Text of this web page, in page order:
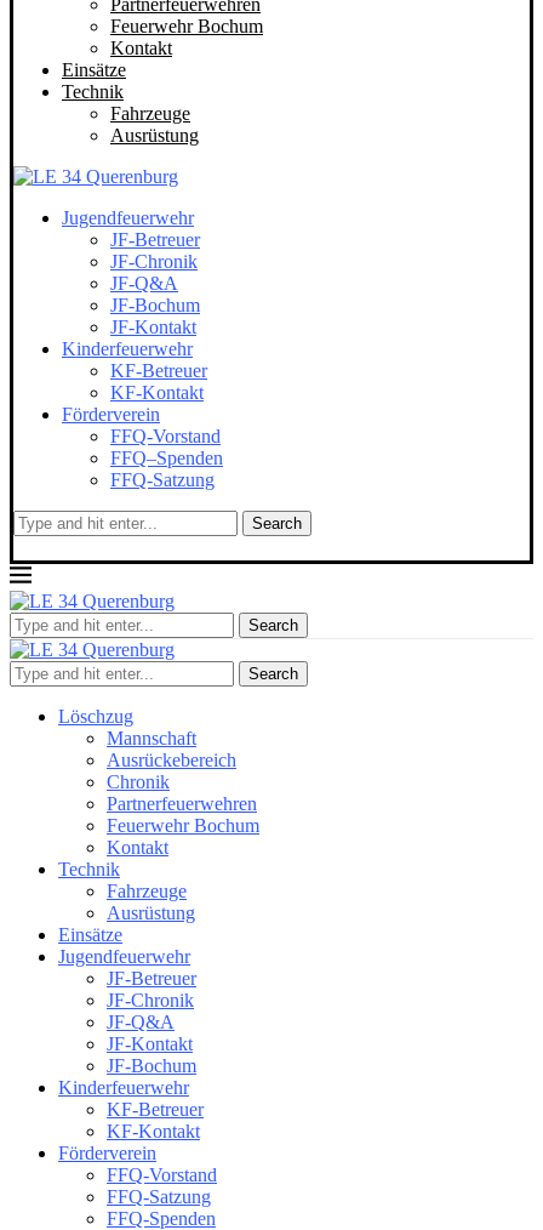
Partnerfeuerwehren
Feuerwehr Bochum
Kontakt
Einsätze
Technik
Fahrzeuge
Ausrüstung
Jugendfeuerwehr
JF-Betreuer
JF-Chronik
JF-Q&A
JF-Bochum
JF-Kontakt
Kinderfeuerwehr
KF-Betreuer
KF-Kontakt
Förderverein
FFQ-Vorstand
FFQ–Spenden
FFQ-Satzung
Search
Search
Search
Löschzug
Mannschaft
Ausrückebereich
Chronik
Partnerfeuerwehren
Feuerwehr Bochum
Kontakt
Technik
Fahrzeuge
Ausrüstung
Einsätze
Jugendfeuerwehr
JF-Betreuer
JF-Chronik
JF-Q&A
JF-Kontakt
JF-Bochum
Kinderfeuerwehr
KF-Betreuer
KF-Kontakt
Förderverein
FFQ-Vorstand
FFQ-Satzung
FFQ-Spenden